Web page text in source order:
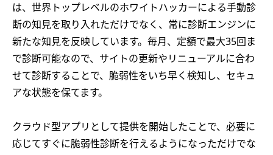
は、世界トップレベルのホワイトハッカーによる手動診
断の知見を取り入れただけでなく、常に診断エンジンに
新たな知見を反映しています。毎月、定額で最大35回ま
で診断可能なので、サイトの更新やリニューアルに合わ
せて診断することで、脆弱性をいち早く検知し、セキュ
アな状態を保てます。
クラウド型アプリとして提供を開始したことで、必要に
応じてすぐに脆弱性診断を行えるようになっただけでな